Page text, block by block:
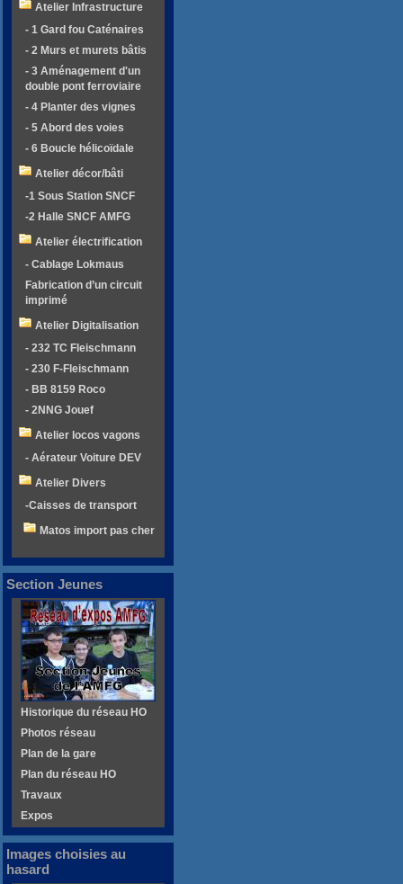
Atelier Infrastructure
- 1 Gard fou Caténaires
- 2 Murs et murets bâtis
- 3 Aménagement d'un
double pont ferroviaire
- 4 Planter des vignes
- 5 Abord des voies
- 6 Boucle hélicoïdale
Atelier décor/bâti
-1 Sous Station SNCF
-2 Halle SNCF AMFG
Atelier électrification
- Cablage Lokmaus
Fabrication d’un circuit
imprimé
Atelier Digitalisation
- 232 TC Fleischmann
- 230 F-Fleischmann
- BB 8159 Roco
- 2NNG Jouef
Atelier locos vagons
- Aérateur Voiture DEV
Atelier Divers
-Caisses de transport
Matos import pas cher
Section Jeunes
Historique du réseau HO
Photos réseau
Plan de la gare
Plan du réseau HO
Travaux
Expos
Images choisies au
hasard